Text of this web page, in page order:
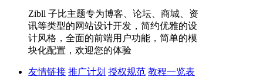
Zibll 子比主题专为博客、论坛、商城、资
讯等类型的网站设计开发，简约优雅的设
计风格，全面的前端用户功能，简单的模
块化配置，欢迎您的体验
友情链接 推广计划 授权规范 教程一览表